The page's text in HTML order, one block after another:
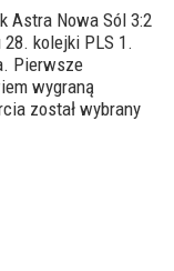
Astra Nowa Sól 3:2
28. kolejki PLS 1.
Pierwsze
wygraną
został wybrany